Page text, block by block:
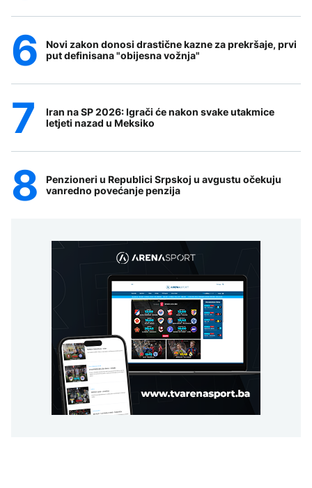
Novi zakon donosi drastične kazne za prekršaje, prvi
put definisana "obijesna vožnja"
Iran na SP 2026: Igrači će nakon svake utakmice
letjeti nazad u Meksiko
Penzioneri u Republici Srpskoj u avgustu očekuju
vanredno povećanje penzija